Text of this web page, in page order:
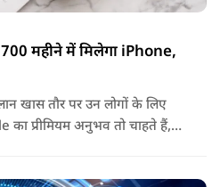
महीने में मिलेगा iPhone,
खास तौर पर उन लोगों के लिए
का प्रीमियम अनुभव तो चाहते हैं,